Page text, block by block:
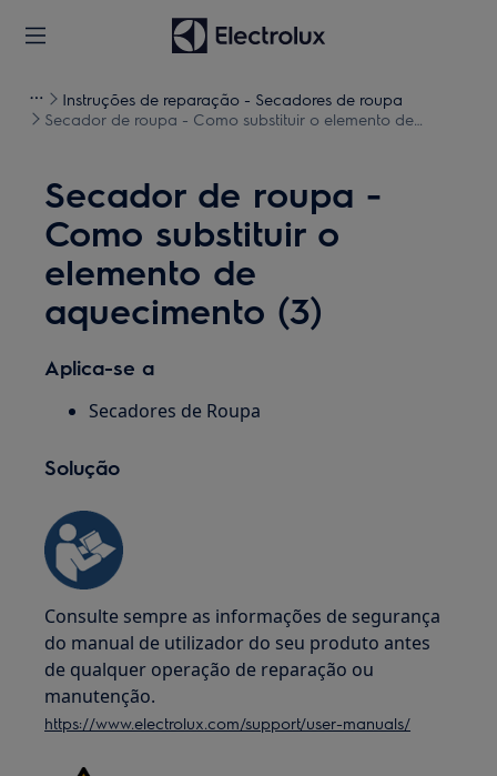
Instruções de reparação - Secadores de roupa
Secador de roupa - Como substituir o elemento de
Secador de roupa -
Como substituir o
elemento de
aquecimento (3)
Aplica-se a
Secadores de Roupa
Solução
Consulte sempre as informações de segurança
do manual de utilizador do seu produto antes
de qualquer operação de reparação ou
manutenção.
https://www.electrolux.com/support/user-manuals/